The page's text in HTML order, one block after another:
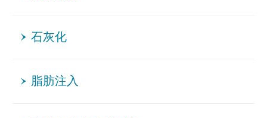
石灰化
脂肪注入